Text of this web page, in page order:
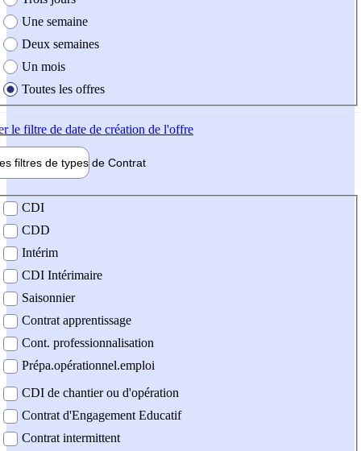
Une semaine
Deux semaines
Un mois
Toutes les offres
le filtre de date de création de l'offre
filtres de types de Contrat
contrat
CDI
CDD
Intérim
CDI Intérimaire
Saisonnier
Contrat apprentissage
Cont. professionnalisation
Prépa.opérationnel.emploi
CDI de chantier ou d'opération
Contrat d'Engagement Educatif
Contrat intermittent